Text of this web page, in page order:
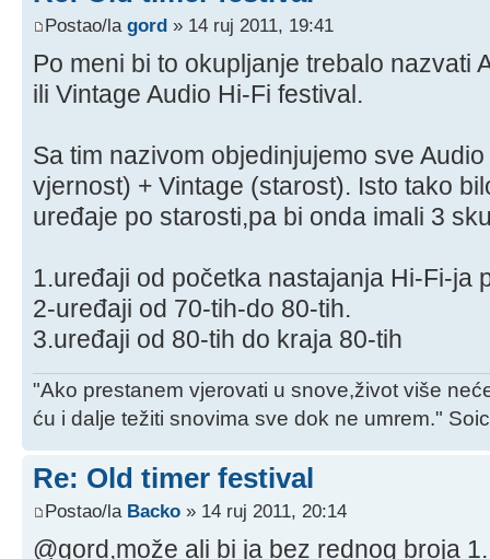
Postao/la gord » 14 ruj 2011, 19:41
Po meni bi to okupljanje trebalo nazvati
ili Vintage Audio Hi-Fi festival.
Sa tim nazivom objedinjujemo sve
vjernost) + Vintage (starost). Isto tako
uređaje po starosti,pa bi onda imali 3
1.uređaji od početka nastajanja Hi-Fi-ja
2-uređaji od 70-tih-do 80-tih.
3.uređaji od 80-tih do kraja 80-tih
"Ako prestanem vjerovati u snove,život više
ću i dalje težiti snovima sve dok ne umrem."
Re: Old timer festival
Postao/la Backo » 14 ruj 2011, 20:14
@gord,može ali bi ja bez rednog broja